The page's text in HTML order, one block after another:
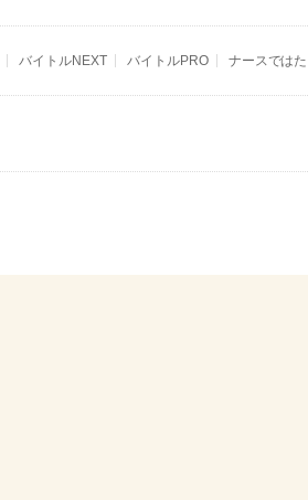
バイトルNEXT バイトルPRO ナースでは